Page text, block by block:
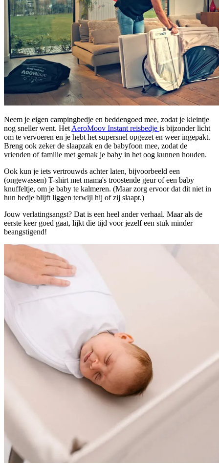
Neem je eigen campingbedje en beddengoed mee, zodat je kleintje
nog sneller went. Het AeroMoov Instant reisbedje is bijzonder licht
om te vervoeren en je hebt het supersnel opgezet en weer ingepakt.
Breng ook zeker de slaapzak en de babyfoon mee, zodat de
vrienden of familie met gemak je baby in het oog kunnen houden.
Ook kun je iets vertrouwds achter laten, bijvoorbeeld een
(ongewassen) T-shirt met mama's troostende geur of een baby
knuffeltje, om je baby te kalmeren. (Maar zorg ervoor dat dit niet in
hun bedje blijft liggen terwijl hij of zij slaapt.)
Jouw verlatingsangst? Dat is een heel ander verhaal. Maar als de
eerste keer goed gaat, lijkt die tijd voor jezelf een stuk minder
beangstigend!